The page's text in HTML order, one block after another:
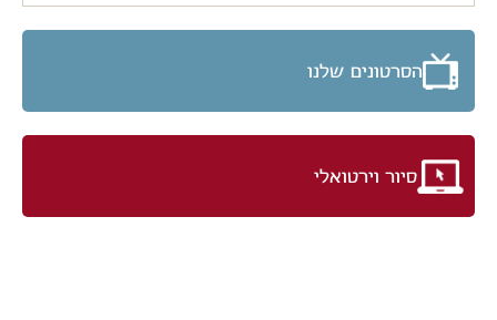
הסרטונים שלנו
סיור וירטואלי